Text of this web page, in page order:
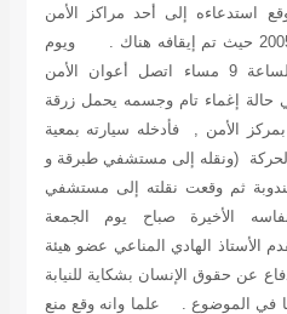
استدعاءه إلى أحد مراكز الأمن
بطبرقة يوم الخميس 10 جوان 2005 حيث تم إيقافه هناك . ويوم
الجمعة 2005/06/11حوالي الساعة 9 مساء اتصل أعوان الأمن
إغماء تام وجسمه يحمل زرقة
الأمن , فأدخله سيارته بمعية
(ونقله إلى مستشفي طبرقة و
ثم وقعت نقلته إلى مستشفي
الأخيرة صباح يوم الجمعة
تقدم الأستاذ الهادي المناعي عضو هيئة
عن حقوق الإنسان بشكاية للنيابة
في الموضوع . علما وانه وقع منع